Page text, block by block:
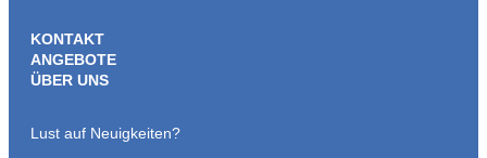
KONTAKT
ANGEBOTE
ÜBER UNS
Lust auf Neuigkeiten?